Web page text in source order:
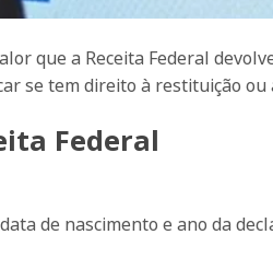
que a Receita Federal
se tem direito à restituição
Federal
de nascimento e ano da